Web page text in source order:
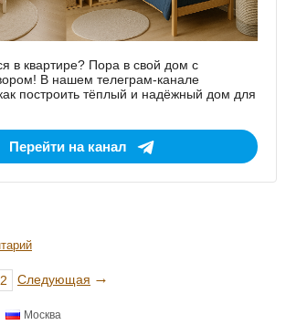
в квартире? Пора в свой дом с
В нашем телеграм-канале
построить тёплый и надёжный дом для
Перейти на канал
2 Следующая →
Москва